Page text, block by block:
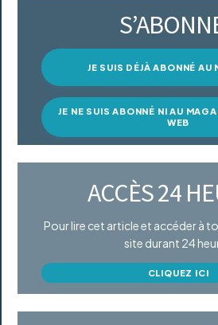
JE SUIS DÉJÀ ABONNÉ AU
JE NE SUIS ABONNÉ NI AU
WEB
ACCÈS 24
Pour lire cet article et accéder à
site durant 24
CLIQUEZ ICI